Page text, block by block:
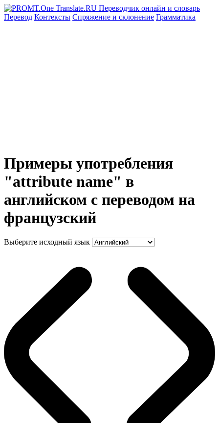
Перевод Контексты Спряжение и склонение Грамматика
Примеры употребления
"attribute name" в
английском с переводом на
французский
Выберите исходный язык